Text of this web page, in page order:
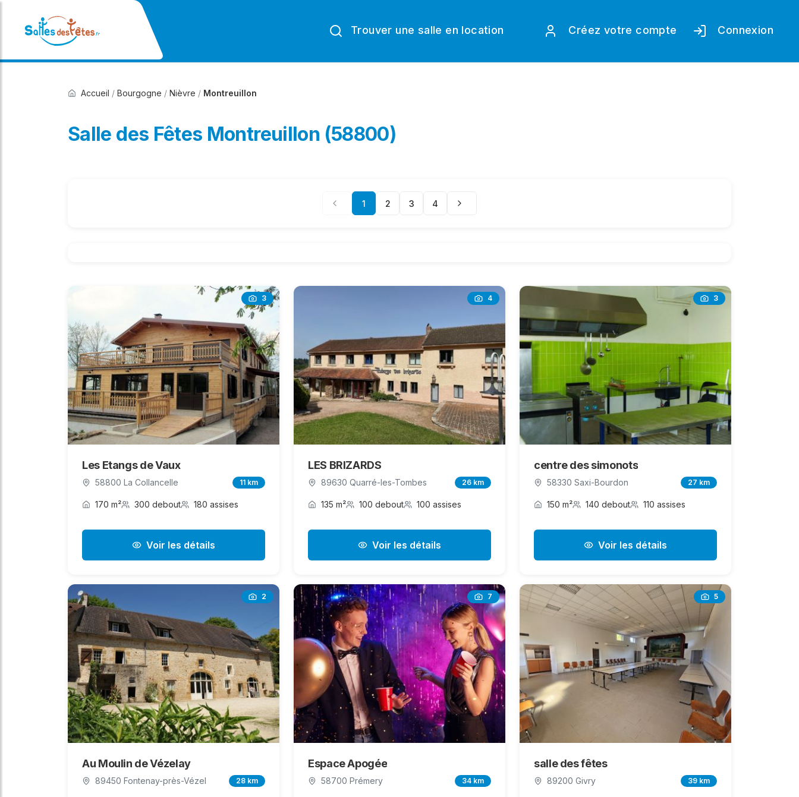
Trouver une salle en location Créez votre compte Connexion
Accueil / Bourgogne / Nièvre / Montreuillon
Salle des Fêtes Montreuillon (58800)
1 2 3 4
3
Les Etangs de Vaux
58800 La Collancelle 11 km
170 m² 300 debout 180 assises
Voir les détails
4
LES BRIZARDS
89630 Quarré-les-Tombes 26 km
135 m² 100 debout 100 assises
Voir les détails
3
centre des simonots
58330 Saxi-Bourdon 27 km
150 m² 140 debout 110 assises
Voir les détails
2
Au Moulin de Vézelay
89450 Fontenay-près-Vézel 28 km
7
Espace Apogée
58700 Prémery 34 km
5
salle des fêtes
89200 Givry 39 km